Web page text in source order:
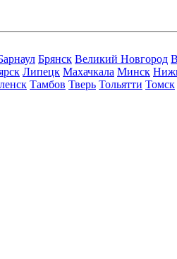
Брянск Великий Новгород
Липецк Махачкала Минск
Тамбов Тверь Тольятти Томск